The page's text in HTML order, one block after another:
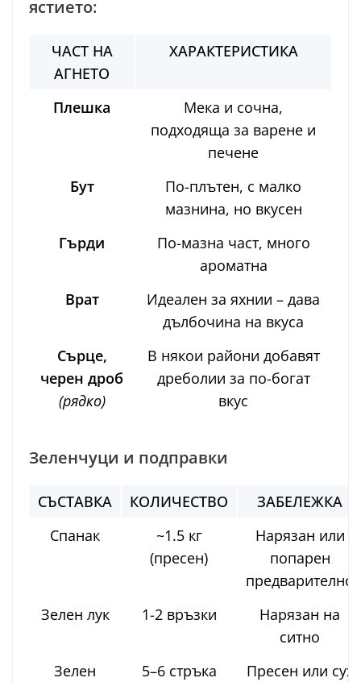
ястието:
ЧАСТ НА
АГНЕТО
ХАРАКТЕРИСТИКА
Плешка
Мека и сочна,
подходяща за варене и
печене
Бут
По-плътен, с малко
мазнина, но вкусен
Гърди
По-мазна част, много
ароматна
Врат
Идеален за яхнии – дава
дълбочина на вкуса
Сърце,
черен дроб
(рядко)
В някои райони добавят
дреболии за по-богат
вкус
Зеленчуци и подправки
СЪСТАВКА КОЛИЧЕСТВО
ЗАБЕЛЕЖКА
Спанак
~1.5 кг
(пресен)
Нарязан или
попарен
предварително
Зелен лук
1-2 връзки
Нарязан на
ситно
Зелен
5–6 стръка
Пресен или сух